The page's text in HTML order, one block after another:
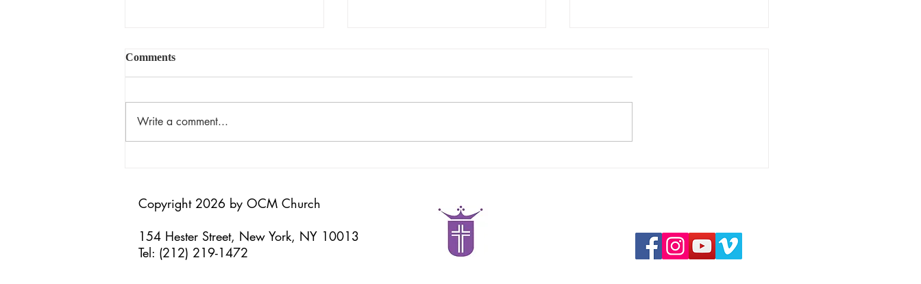
揀選的恩典 God's Word
Comments
Write a comment...
Copyright 2026 by OCM Church
154 Hester Street, New York, NY 10013
Tel: (212) 219-1472